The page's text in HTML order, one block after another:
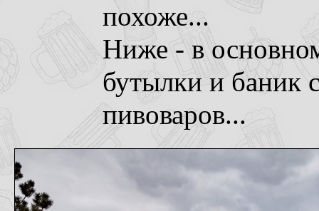
похоже...
Ниже - в
бутылки и баник
пивоваров...